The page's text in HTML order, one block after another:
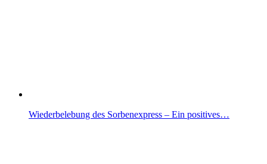
Wiederbelebung des Sorbenexpress – Ein positives…